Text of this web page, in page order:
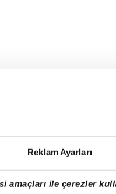
Reklam Ayarları
ile çerezler